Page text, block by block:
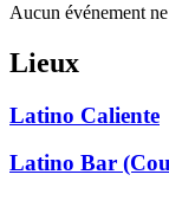
Aucun événement
Lieux
Latino Caliente
Latino Bar